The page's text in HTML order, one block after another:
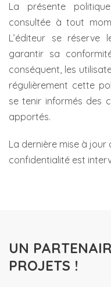
La présente
consultée à tout
L’éditeur se
garantir sa
conséquent, les
régulièrement cette
se tenir informés des
apportés.
La dernière mise à
confidentialité est
UN
PROJETS !